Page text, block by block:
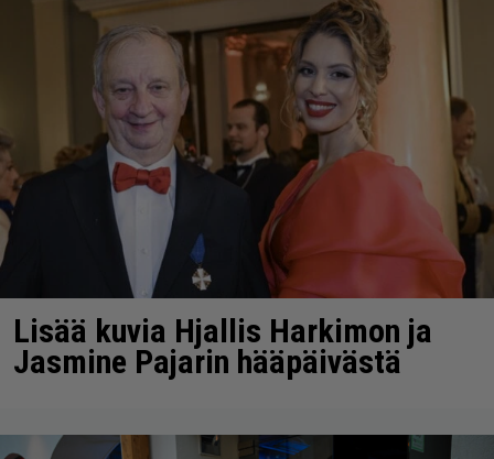
Lisää kuvia Hjallis Harkimon ja
Jasmine Pajarin hääpäivästä